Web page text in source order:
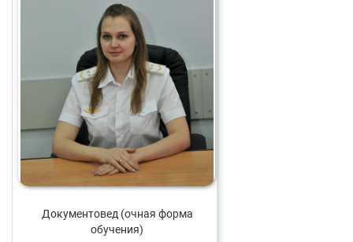
Документовед (очная форма
обучения)